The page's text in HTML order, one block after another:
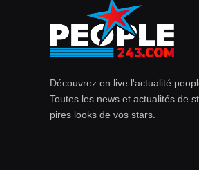
Découvrez en live l'actualité
Toutes les news et actualités de
pires looks de vos stars.